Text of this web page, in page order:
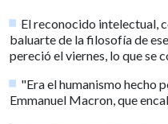
El reconocido intelectual,
baluarte de la filosofía de
pereció el viernes, lo que se
"Era el humanismo hecho
Emmanuel Macron, que